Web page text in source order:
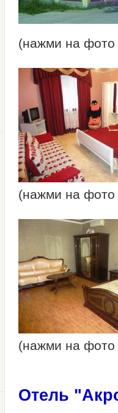
(нажми на фото
(нажми на фото
(нажми на фото
Отель